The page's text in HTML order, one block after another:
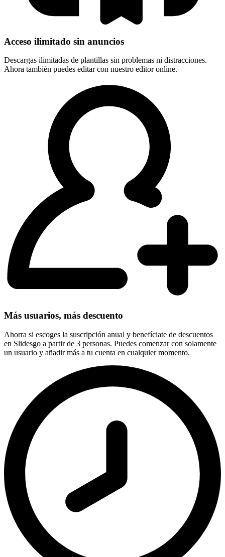
Acceso ilimitado sin anuncios
Descargas ilimitadas de plantillas sin problemas ni distracciones.
Ahora también puedes editar con nuestro editor online.
Más usuarios, más descuento
Ahorra si escoges la suscripción anual y benefíciate de descuentos
en Slidesgo a partir de 3 personas. Puedes comenzar con solamente
un usuario y añadir más a tu cuenta en cualquier momento.